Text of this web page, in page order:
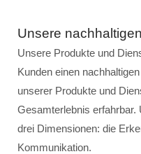
Unsere
Unsere Produkte und
Kunden einen
unserer Produkte und
Gesamterlebnis
drei Dimensionen: die
Kommunikation.